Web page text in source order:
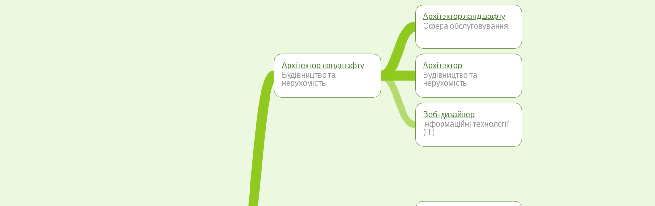
Архітектор ландшафту
Будівництво та
нерухомість
Архітектор ландшафту
Сфера обслуговування
Архітектор
Будівництво та
нерухомість
Веб-дизайнер
Інформаційні технології
(IT)